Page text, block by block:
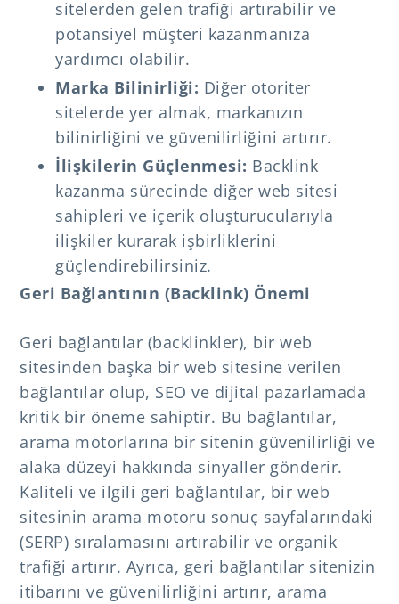
sitelerden gelen trafiği artırabilir ve
potansiyel müşteri kazanmanıza
yardımcı olabilir.
Marka Bilinirliği: Diğer otoriter
sitelerde yer almak, markanızın
bilinirliğini ve güvenilirliğini artırır.
İlişkilerin Güçlenmesi: Backlink
kazanma sürecinde diğer web sitesi
sahipleri ve içerik oluşturucularıyla
ilişkiler kurarak işbirliklerini
güçlendirebilirsiniz.
Geri Bağlantının (Backlink) Önemi
Geri bağlantılar (backlinkler), bir web
sitesinden başka bir web sitesine verilen
bağlantılar olup, SEO ve dijital pazarlamada
kritik bir öneme sahiptir. Bu bağlantılar,
arama motorlarına bir sitenin güvenilirliği ve
alaka düzeyi hakkında sinyaller gönderir.
Kaliteli ve ilgili geri bağlantılar, bir web
sitesinin arama motoru sonuç sayfalarındaki
(SERP) sıralamasını artırabilir ve organik
trafiği artırır. Ayrıca, geri bağlantılar sitenizin
itibarını ve güvenilirliğini artırır, arama